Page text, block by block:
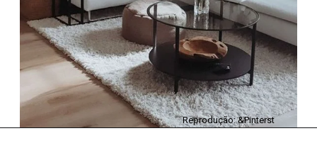
Reprodução: &Pinterst